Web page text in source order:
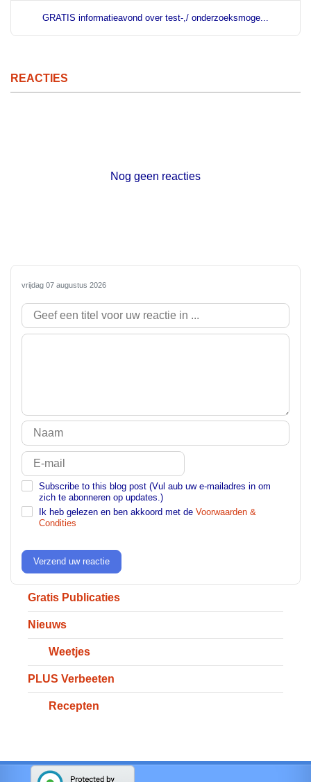
GRATIS informatieavond over test-,/ onderzoeksmoge...
REACTIES
Nog geen reacties
vrijdag 07 augustus 2026
Subscribe to this blog post (Vul aub uw e-mailadres in om
zich te abonneren op updates.)
Ik heb gelezen en ben akkoord met de Voorwaarden &
Condities
Verzend uw reactie
Gratis Publicaties
Nieuws
Weetjes
PLUS Verbeeten
Recepten